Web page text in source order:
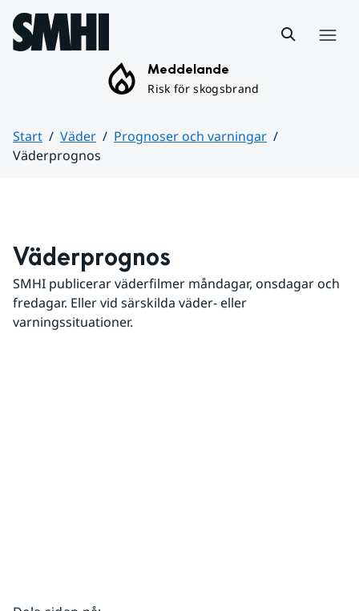
Hoppa till sidans innehåll
Meddelande
Risk för skogsbrand
Start Väder
Prognoser och varningar
Väderprognos
Väderprognos
SMHI publicerar väderfilmer måndagar, onsdagar och
fredagar. Eller vid särskilda väder- eller
varningssituationer.